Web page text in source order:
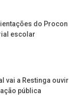
do Procon
escolar
vai a Restinga ouvir
pública